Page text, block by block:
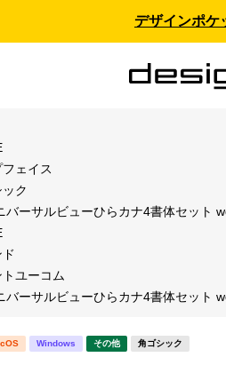
デザインポケ
フェイス
ク
バーサルビューひらカナ4書体セット
トユーコム
バーサルビューひらカナ4書体セット
Windows その他 角ゴシック